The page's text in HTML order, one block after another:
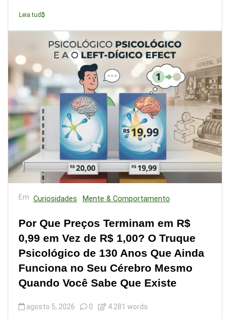
Leia tudo
Em Curiosidades Mente & Comportamento
Por Que Preços Terminam em R$
0,99 em Vez de R$ 1,00? O Truque
Psicológico de 130 Anos Que Ainda
Funciona no Seu Cérebro Mesmo
Quando Você Sabe Que Existe
agosto 5, 2026 0 4.281 words